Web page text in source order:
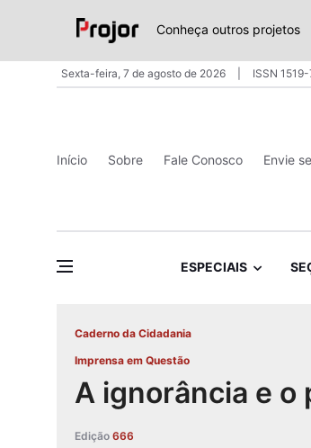
Conheça outros projetos
Sexta-feira, 7 de agosto de 2026 ISSN
Início Sobre Fale Conosco Envie
ESPECIAIS
Caderno da Cidadania
Imprensa em Questão
A ignorância e o
Edição 666